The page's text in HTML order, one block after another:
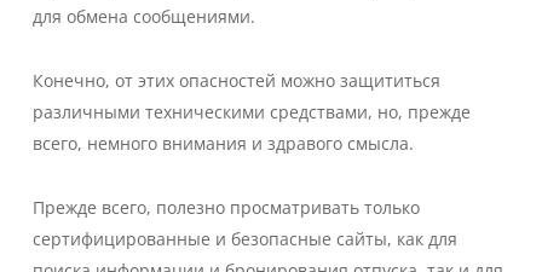
для обмена сообщениями.
Конечно, от этих опасностей можно защититься
различными техническими средствами, но, прежде
всего, немного внимания и здравого смысла.
Прежде всего, полезно просматривать только
сертифицированные и безопасные сайты, как для